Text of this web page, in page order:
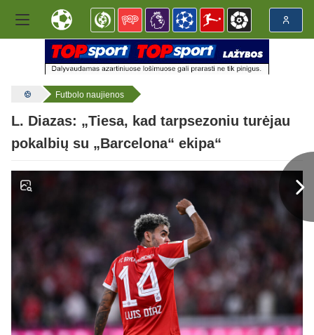
Futbolo naujienos
L. Diazas: „Tiesa, kad tarpsezoniu turėjau
pokalbių su „Barcelona“ ekipa“